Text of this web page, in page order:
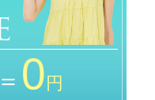
＝ 0 円